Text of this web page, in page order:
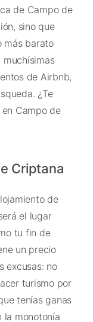
de Campo de
sino que
más barato
muchísimas
de Airbnb,
¿Te
Campo de
Criptana
de
el lugar
tu fin de
un precio
excusas: no
turismo por
tenías ganas
la monotonía